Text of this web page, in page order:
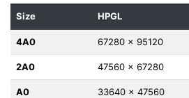
Size HPGL
4A0 67280 x 95120
2A0 47560 x 67280
A0 33640 x 47560